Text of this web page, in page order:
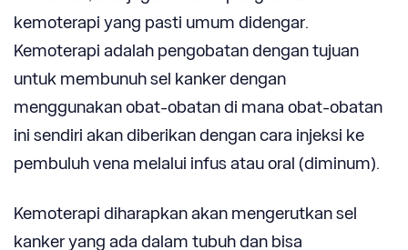
kemoterapi yang pasti umum didengar.
Kemoterapi adalah pengobatan dengan tujuan
untuk membunuh sel kanker dengan
menggunakan obat-obatan di mana obat-obatan
ini sendiri akan diberikan dengan cara injeksi ke
pembuluh vena melalui infus atau oral (diminum).
Kemoterapi diharapkan akan mengerutkan sel
kanker yang ada dalam tubuh dan bisa